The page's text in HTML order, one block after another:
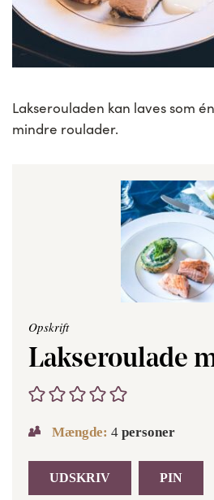
Lakserouladen kan laves som
mindre roulader.
Opskrift
Lakseroulade
Mængde: 4 personer
UDSKRIV PIN